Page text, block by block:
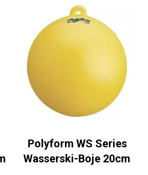
Polyform WS Series
Wasserski-Boje 20cm